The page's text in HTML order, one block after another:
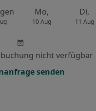
Mo,
10 Aug
Di,
11 Aug
nicht verfügbar
senden